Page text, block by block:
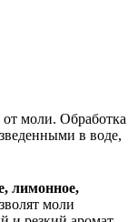
от моли. Обработка
в воде,
лимонное,
моли